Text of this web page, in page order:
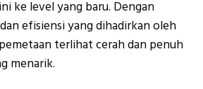
ke level yang baru. Dengan
efisiensi yang dihadirkan oleh
terlihat cerah dan penuh
menarik.